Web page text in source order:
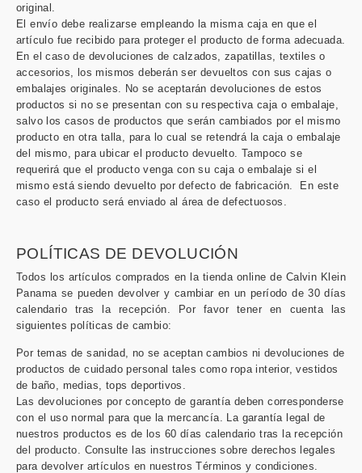
original.
El envío debe realizarse empleando la misma caja en que el
artículo fue recibido para proteger el producto de forma adecuada.
En el caso de devoluciones de calzados, zapatillas, textiles o
accesorios, los mismos deberán ser devueltos con sus cajas o
embalajes originales. No se aceptarán devoluciones de estos
productos si no se presentan con su respectiva caja o embalaje,
salvo los casos de productos que serán cambiados por el mismo
producto en otra talla, para lo cual se retendrá la caja o embalaje
del mismo, para ubicar el producto devuelto. Tampoco se
requerirá que el producto venga con su caja o embalaje si el
mismo está siendo devuelto por defecto de fabricación. En este
caso el producto será enviado al área de defectuosos.
POLÍTICAS DE DEVOLUCIÓN
Todos los artículos comprados en la tienda online de Calvin Klein
Panama se pueden devolver y cambiar en un período de 30 días
calendario tras la recepción. Por favor tener en cuenta las
siguientes políticas de cambio:
Por temas de sanidad, no se aceptan cambios ni devoluciones de
productos de cuidado personal tales como ropa interior, vestidos
de baño, medias, tops deportivos.
Las devoluciones por concepto de garantía deben corresponderse
con el uso normal para que la mercancía. La garantía legal de
nuestros productos es de los 60 días calendario tras la recepción
del producto. Consulte las instrucciones sobre derechos legales
para devolver artículos en nuestros Términos y condiciones.